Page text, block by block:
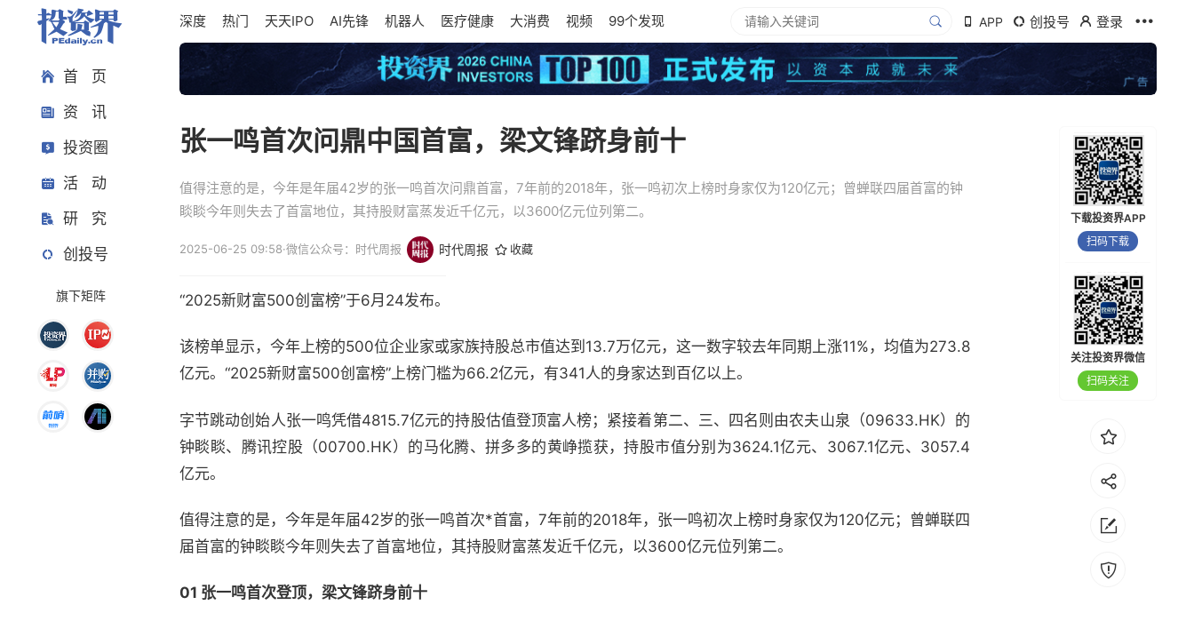
首 页
资 讯
投资圈
活 动
研 究
创投号
旗下矩阵
深度 热门 天天IPO AI先锋 机器人 医疗健康 大消费 视频 99个发现 APP 创投号 登录
张一鸣首次问鼎中国首富，梁文锋跻身前十
值得注意的是，今年是年届42岁的张一鸣首次问鼎首富，7年前的2018年，张一鸣初次上榜时身家仅为120亿元；曾蝉联四届首富的钟
睒睒今年则失去了首富地位，其持股财富蒸发近千亿元，以3600亿元位列第二。
2025-06-25 09:58·微信公众号：时代周报 时代周报 收藏
“2025新财富500创富榜”于6月24发布。
该榜单显示，今年上榜的500位企业家或家族持股总市值达到13.7万亿元，这一数字较去年同期上涨11%，均值为273.8
亿元。“2025新财富500创富榜”上榜门槛为66.2亿元，有341人的身家达到百亿以上。
字节跳动创始人张一鸣凭借4815.7亿元的持股估值登顶富人榜；紧接着第二、三、四名则由农夫山泉（09633.HK）的
钟睒睒、腾讯控股（00700.HK）的马化腾、拼多多的黄峥揽获，持股市值分别为3624.1亿元、3067.1亿元、3057.4
亿元。
值得注意的是，今年是年届42岁的张一鸣首次*首富，7年前的2018年，张一鸣初次上榜时身家仅为120亿元；曾蝉联四
届首富的钟睒睒今年则失去了首富地位，其持股财富蒸发近千亿元，以3600亿元位列第二。
01 张一鸣首次登顶，梁文锋跻身前十
下载投资界APP
扫码下载
关注投资界微信
扫码关注